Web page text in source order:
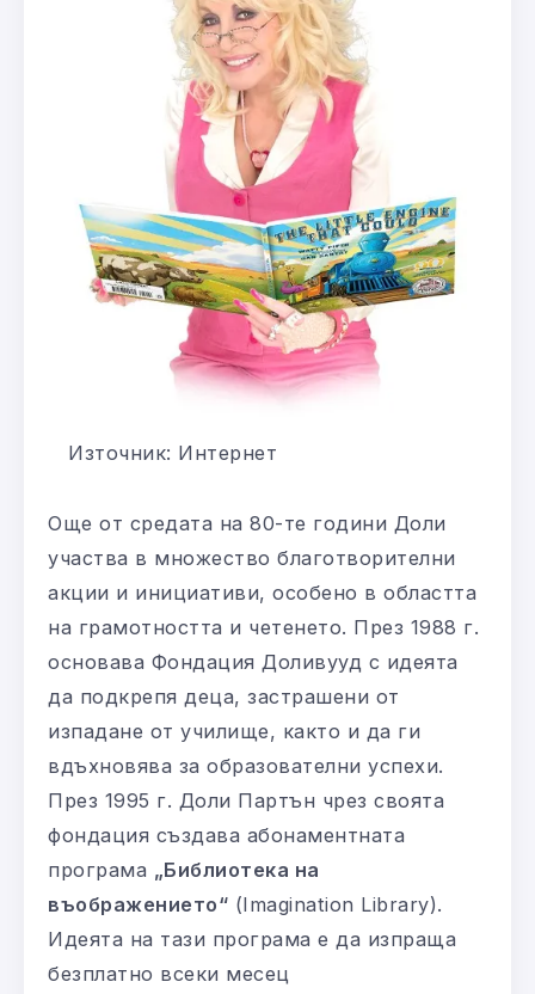
Източник: Интернет
Още от средата на 80-те години Доли
участва в множество благотворителни
акции и инициативи, особено в областта
на грамотността и четенето. През 1988 г.
основава Фондация Доливууд с идеята
да подкрепя деца, застрашени от
изпадане от училище, както и да ги
вдъхновява за образователни успехи.
През 1995 г. Доли Партън чрез своята
фондация създава абонаментната
програма „Библиотека на
въображението“ (Imagination Library).
Идеята на тази програма е да изпраща
безплатно всеки месец